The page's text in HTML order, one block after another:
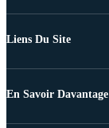
Liens Du Site
En Savoir Davantage